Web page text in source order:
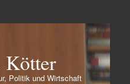
Kötter
Politik und Wirtschaft